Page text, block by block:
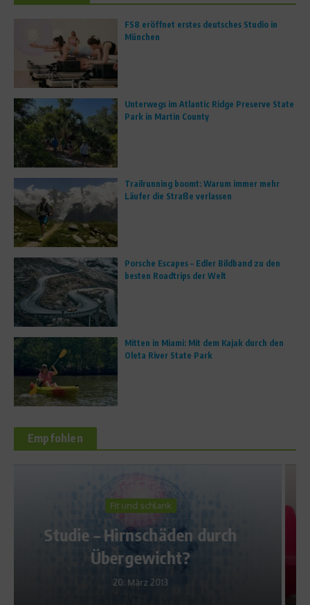
FS8 eröffnet erstes deutsches Studio in
München
Unterwegs im Atlantic Ridge Preserve State
Park in Martin County
Trailrunning boomt: Warum immer mehr
Läufer die Straße verlassen
Porsche Escapes – Edler Bildband zu den
besten Roadtrips der Welt
Mitten in Miami: Mit dem Kajak durch den
Oleta River State Park
Empfohlen
Produkttest
Elektronische Personal
Trainer – Der Brigitte
Ernährungscoach im Test